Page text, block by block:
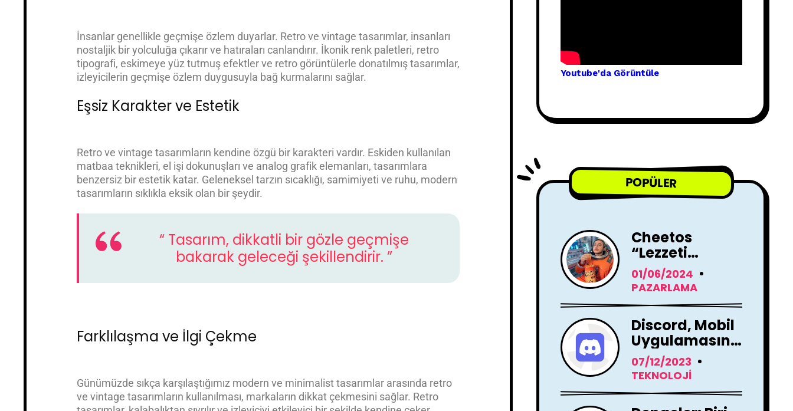
İnsanlar genellikle geçmişe özlem duyarlar. Retro ve vintage tasarımlar, insanları
nostaljik bir yolculuğa çıkarır ve hatıraları canlandırır. İkonik renk paletleri, retro
tipografi, eskimeye yüz tutmuş efektler ve retro görüntülerle donatılmış tasarımlar,
izleyicilerin geçmişe özlem duygusuyla bağ kurmalarını sağlar.
Eşsiz Karakter ve Estetik
Retro ve vintage tasarımların kendine özgü bir karakteri vardır. Eskiden kullanılan
matbaa teknikleri, el işi dokunuşları ve analog grafik elemanları, tasarımlara
benzersiz bir estetik katar. Geleneksel tarzın sıcaklığı, samimiyeti ve ruhu, modern
tasarımların sıklıkla eksik olan bir şeydir.
“ Tasarım, dikkatli bir gözle geçmişe
bakarak geleceği şekillendirir. ”
Farklılaşma ve İlgi Çekme
Günümüzde sıkça karşılaştığımız modern ve minimalist tasarımlar arasında retro
ve vintage tasarımların kullanılması, markaların dikkat çekmesini sağlar. Retro
Youtube'da Görüntüle
POPÜLER
Cheetos
“Lezzeti
Kendini Ele
Verir” Reklam
Yayında !
01/06/2024
PAZARLAMA
Discord, Mobil
Uygulamasını
Tamamen
Yenileme
Kararı Aldı
07/12/2023
TEKNOLOJI